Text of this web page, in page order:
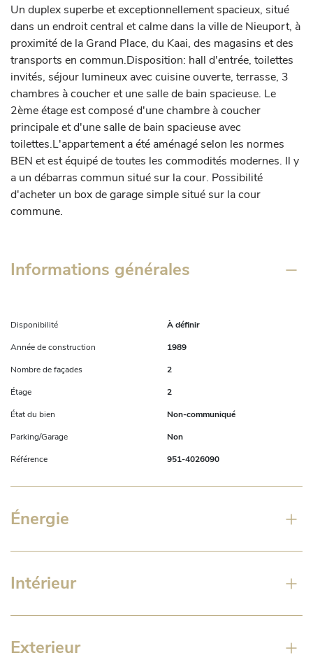
Un duplex superbe et exceptionnellement spacieux, situé
dans un endroit central et calme dans la ville de Nieuport, à
proximité de la Grand Place, du Kaai, des magasins et des
transports en commun.Disposition: hall d'entrée, toilettes
invités, séjour lumineux avec cuisine ouverte, terrasse, 3
chambres à coucher et une salle de bain spacieuse. Le
2ème étage est composé d'une chambre à coucher
principale et d'une salle de bain spacieuse avec
toilettes.L'appartement a été aménagé selon les normes
BEN et est équipé de toutes les commodités modernes. Il y
a un débarras commun situé sur la cour. Possibilité
d'acheter un box de garage simple situé sur la cour
commune.
Informations générales
Disponibilité
À définir
Année de construction
1989
Nombre de façades
2
Étage
2
État du bien
Non-communiqué
Parking/Garage
Non
Référence
951-4026090
Énergie
Intérieur
Exterieur